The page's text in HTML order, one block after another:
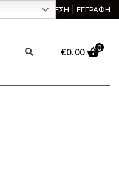
ΣΥΝΔΕΣΗ | ΕΓΓΡΑΦΗ
€0.00 0